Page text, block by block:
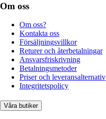
Om oss
Om oss?
Kontakta oss
Försäljningsvillkor
Returer och återbetalningar
Ansvarsfriskrivning
Betalningsmetoder
Priser och leveransalternativ
Integritetspolicy
Våra butiker